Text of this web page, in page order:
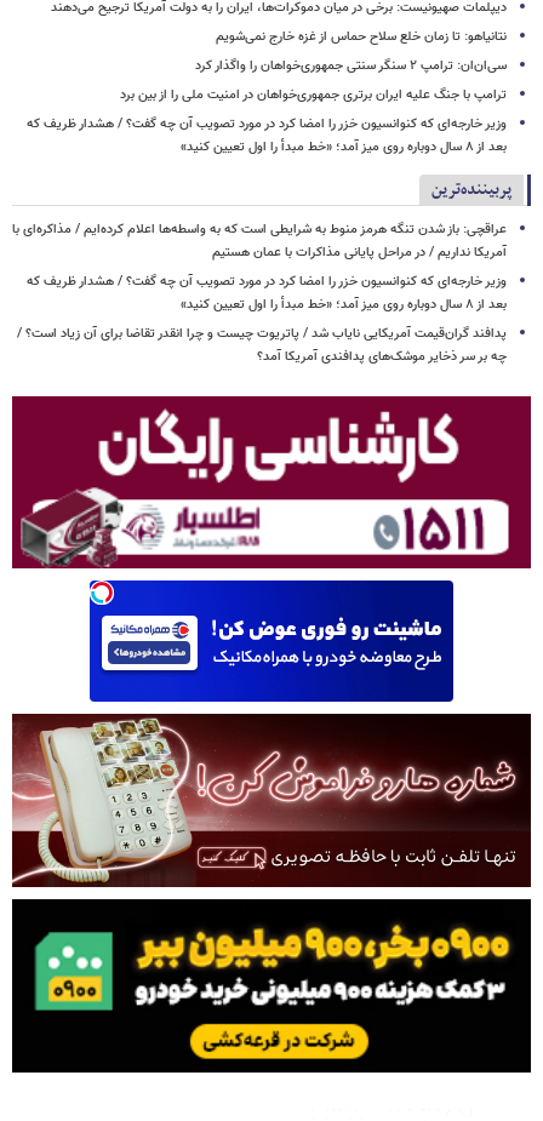
دیپلمات صهیونیست: برخی در میان دموکرات‌ها، ایران را به دولت آمریکا ترجیح می‌دهند
نتانیاهو: تا زمان خلع سلاح حماس از غزه خارج نمی‌شویم
سی‌ان‌ان: ترامپ ۲ سنگر سنتی جمهوری‌خواهان را واگذار کرد
ترامپ با جنگ علیه ایران برتری جمهوری‌خواهان در امنیت ملی را از بین برد
وزیر خارجه‌ای که کنوانسیون خزر را امضا کرد در مورد تصویب آن چه گفت؟ / هشدار ظریف که
بعد از ۸ سال دوباره روی میز آمد؛ «خط مبدأ را اول تعیین کنید»
پربیننده‌ترین
عراقچی: باز شدن تنگه هرمز منوط به شرایطی است که به واسطه‌ها اعلام کرده‌ایم / مذاکره‌ای با
آمریکا نداریم / در مراحل پایانی مذاکرات با عمان هستیم
وزیر خارجه‌ای که کنوانسیون خزر را امضا کرد در مورد تصویب آن چه گفت؟ / هشدار ظریف که
بعد از ۸ سال دوباره روی میز آمد؛ «خط مبدأ را اول تعیین کنید»
پدافند گران‌قیمت آمریکایی نایاب شد / پاتریوت چیست و چرا انقدر تقاضا برای آن زیاد است؟ /
چه بر سر ذخایر موشک‌های پدافندی آمریکا آمد؟